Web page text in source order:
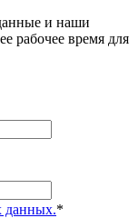
и наши
рабочее время для
данных.*